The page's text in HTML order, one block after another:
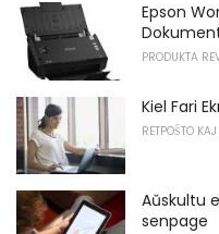
Epson
PRODUKTA
Kiel Fari
RETPOŜTO
Aŭskultu
senpage